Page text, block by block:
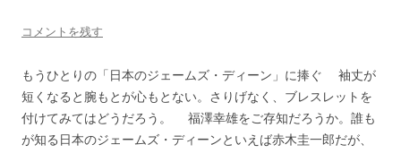
コメントを残す
もうひとりの「日本のジェームズ・ディーン」に捧ぐ 袖丈が
短くなると腕もとが心もとない。さりげなく、ブレスレットを
付けてみてはどうだろう。 福澤幸雄をご存知だろうか。誰も
が知る日本のジェームズ・ディーンといえば赤木圭一郎だが、